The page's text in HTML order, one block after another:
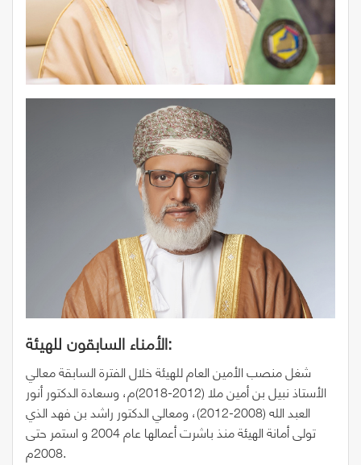
الأمناء السابقون للهيئة:
شغل منصب الأمين العام للهيئة خلال الفترة السابقة معالي
الأستاذ نبيل بن أمين ملا (2012-2018)م، وسعادة الدكتور أنور
العبد الله (2008-2012)، ومعالي الدكتور راشد بن فهد الذي
تولى أمانة الهيئة منذ باشرت أعمالها عام 2004 و استمر حتى
2008م.